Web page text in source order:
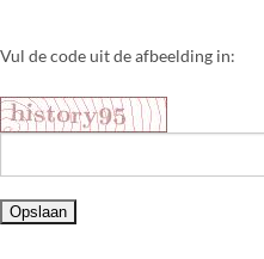
Vul de code uit de afbeelding in: